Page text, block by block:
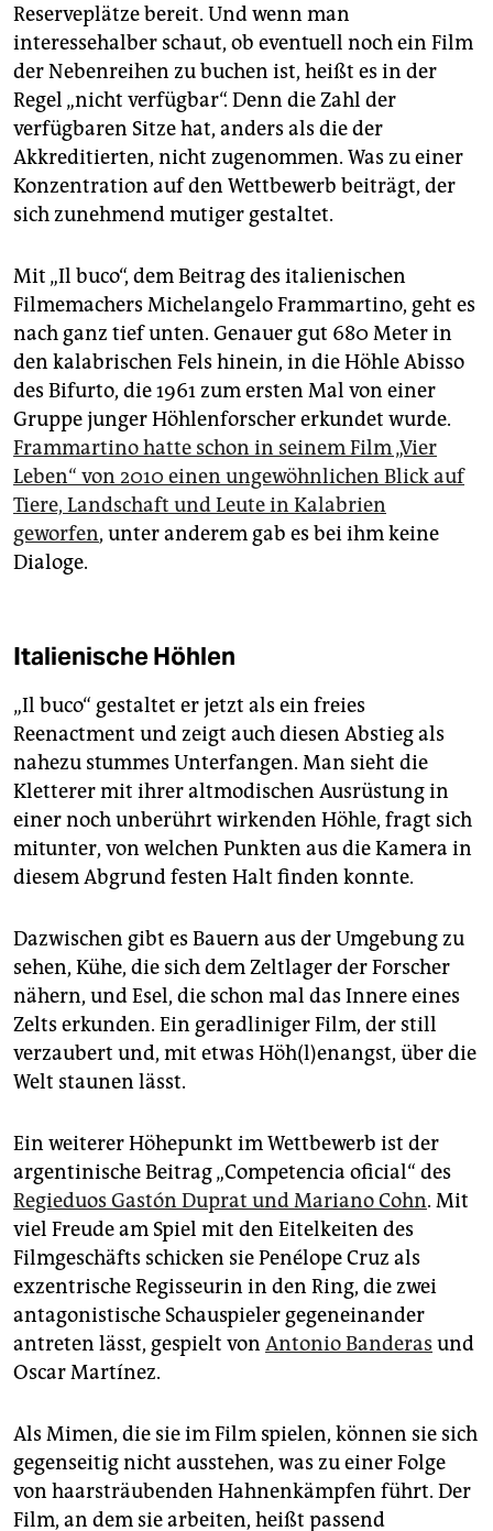
Reserveplätze bereit. Und wenn man
interessehalber schaut, ob eventuell noch ein Film
der Nebenreihen zu buchen ist, heißt es in der
Regel „nicht verfügbar“. Denn die Zahl der
verfügbaren Sitze hat, anders als die der
Akkreditierten, nicht zugenommen. Was zu einer
Konzentration auf den Wettbewerb beiträgt, der
sich zunehmend mutiger gestaltet.
Mit „Il buco“, dem Beitrag des italienischen
Filmemachers Michelangelo Frammartino, geht es
nach ganz tief unten. Genauer gut 680 Meter in
den kalabrischen Fels hinein, in die Höhle Abisso
des Bifurto, die 1961 zum ersten Mal von einer
Gruppe junger Höhlenforscher erkundet wurde.
Frammartino hatte schon in seinem Film „Vier
Leben“ von 2010 einen ungewöhnlichen Blick auf
Tiere, Landschaft und Leute in Kalabrien
geworfen, unter anderem gab es bei ihm keine
Dialoge.
Italienische Höhlen
„Il buco“ gestaltet er jetzt als ein freies
Reenactment und zeigt auch diesen Abstieg als
nahezu stummes Unterfangen. Man sieht die
Kletterer mit ihrer altmodischen Ausrüstung in
einer noch unberührt wirkenden Höhle, fragt sich
mitunter, von welchen Punkten aus die Kamera in
diesem Abgrund festen Halt finden konnte.
Dazwischen gibt es Bauern aus der Umgebung zu
sehen, Kühe, die sich dem Zeltlager der Forscher
nähern, und Esel, die schon mal das Innere eines
Zelts erkunden. Ein geradliniger Film, der still
verzaubert und, mit etwas Höh(l)enangst, über die
Welt staunen lässt.
Ein weiterer Höhepunkt im Wettbewerb ist der
argentinische Beitrag „Competencia oficial“ des
Regieduos Gastón Duprat und Mariano Cohn. Mit
viel Freude am Spiel mit den Eitelkeiten des
Filmgeschäfts schicken sie Penélope Cruz als
exzentrische Regisseurin in den Ring, die zwei
antagonistische Schauspieler gegeneinander
antreten lässt, gespielt von Antonio Banderas und
Oscar Martínez.
Als Mimen, die sie im Film spielen, können sie sich
gegenseitig nicht ausstehen, was zu einer Folge
von haarsträubenden Hahnenkämpfen führt. Der
Film, an dem sie arbeiten, heißt passend